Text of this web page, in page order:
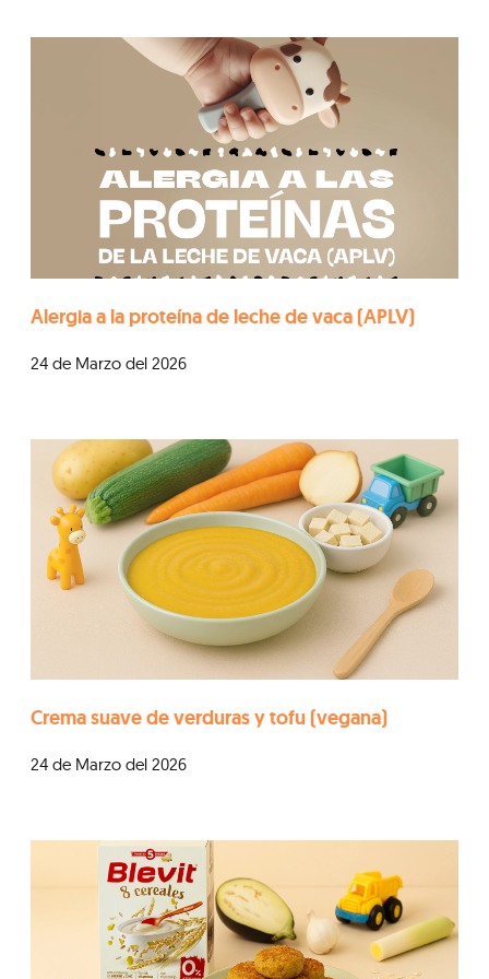
Alergia a la proteína de leche de vaca (APLV)
24 de Marzo del 2026
Crema suave de verduras y tofu (vegana)
24 de Marzo del 2026